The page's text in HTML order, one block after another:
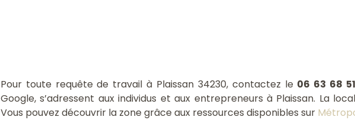
Pour toute requête de travail à Plaissan 34230, contactez le 06 63 68
Google, s’adressent aux individus et aux entrepreneurs à Plaissan. La
Vous pouvez découvrir la zone grâce aux ressources disponibles sur